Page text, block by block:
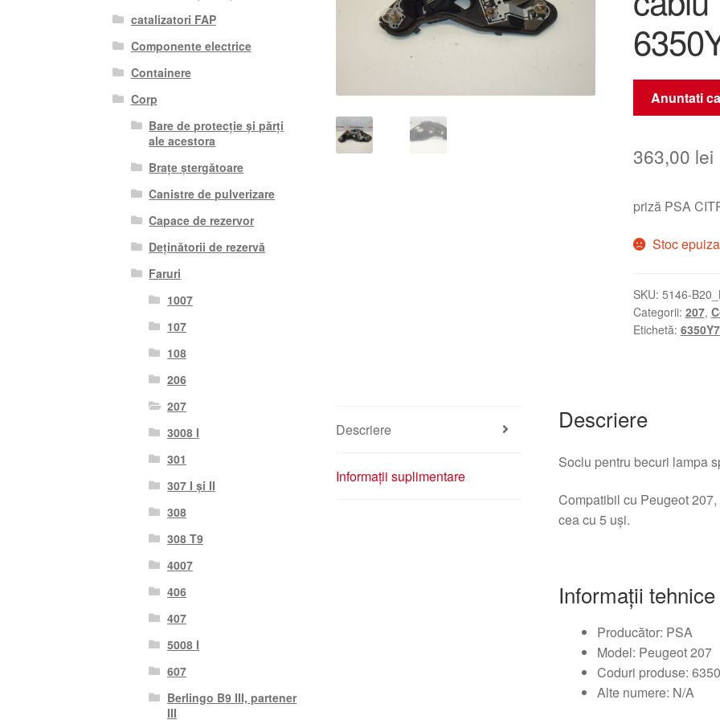
Anuntati
363,00 lei
priză PSA
Stoc
SKU: 5146-
Categorii: 207,
Etichetă: 6350Y7
Descriere
Informații suplimentare
Descriere
Soclu pentru becuri lampa
Compatibil cu Peugeot
cea cu 5 uși.
Informații tehnice
Producător: PSA
Model: Peugeot 207
Coduri produse:
Alte numere: N/A
catalizatori FAP
Componente electrice
Containere
Corp
Bare de protecție și părți
ale acestora
Brațe ștergătoare
Canistre de pulverizare
Capace de rezervor
Deținătorii de rezervă
Faruri
1007
107
108
206
207
3008 I
301
307 I și II
308
308 T9
4007
406
407
5008 I
607
Berlingo B9 III, partener
III